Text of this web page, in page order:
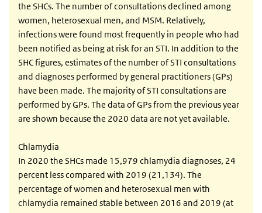
the SHCs. The number of consultations declined among
women, heterosexual men, and MSM. Relatively,
infections were found most frequently in people who had
been notified as being at risk for an STI. In addition to the
SHC figures, estimates of the number of STI consultations
and diagnoses performed by general practitioners (GPs)
have been made. The majority of STI consultations are
performed by GPs. The data of GPs from the previous year
are shown because the 2020 data are not yet available.
Chlamydia
In 2020 the SHCs made 15,979 chlamydia diagnoses, 24
percent less compared with 2019 (21,134). The
percentage of women and heterosexual men with
chlamydia remained stable between 2016 and 2019 (at